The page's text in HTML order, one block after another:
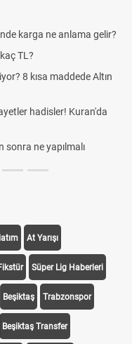
ne anlama gelir?
kısa maddede Altın
hadisler! Kuran'da
ne yapılmalı
At Yarışı
Süper Lig Haberleri
Beşiktaş Trabzonspor
Beşiktaş Transfer